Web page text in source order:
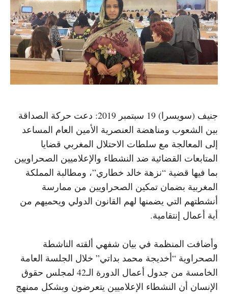
جنيف (سويسرا) 19 سبتمبر 2019: دعت حركة الصداقة
بين الشعوب ومناهضة العنصرية الأمين العام المساعد
إلى المعالجة مع سلطات الاحتلال المغربي قضايا
المتابعات القضائية ضد النشطاء والإعلاميين الصحراويين
بما فيها قضية “نزهة خالد خطاري”، ومطالبة المملكة
المغربية بضمان تمكين الصحراويين من ممارسة
أنشطتهم التي يضمنها لهم القانون الدولي ويحميهم من
أية أعمال إنتقامية.
وأضافت المنظمة في بيان شفهي ألقته الناشطة
الصحراوية “أخديجة محمد بداتي” خلال الجلسة العامة
الخامسة من جدول أعمال الدورة الـ42 لمجلس حقوق
الإنسان أن النشطاء الإعلاميين يتعرضون وبشكل ممنهج